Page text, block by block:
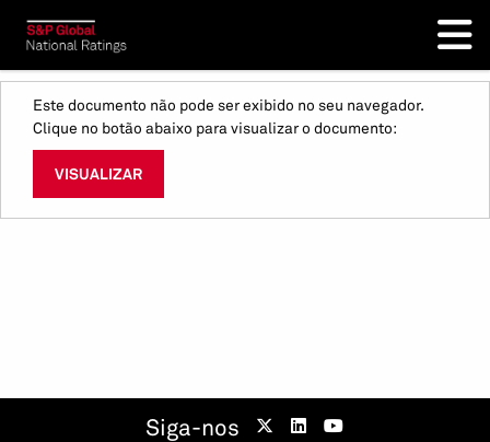
Este documento não pode ser exibido no seu navegador.
Clique no botão abaixo para visualizar o documento:
VISUALIZAR
Siga-nos